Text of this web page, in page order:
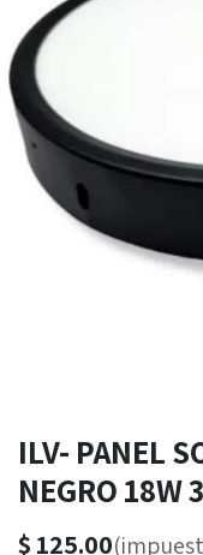
ILV- PANEL
NEGRO 18W
$ 125.00